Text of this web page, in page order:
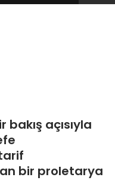
açısıyla
bir proletarya